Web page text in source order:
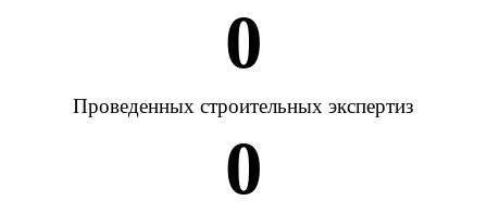
0
Проведенных строительных экспертиз
0